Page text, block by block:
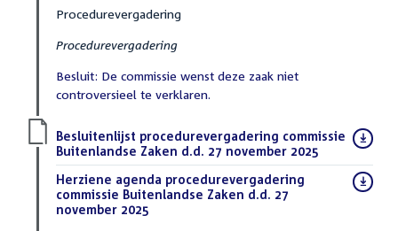
Procedurevergadering
Procedurevergadering
Besluit: De commissie wenst deze zaak niet
controversieel te verklaren.
Download
bestand:
Besluitenlijst procedurevergadering commissie
Buitenlandse Zaken d.d. 27 november 2025
Download
bestand:
Herziene agenda procedurevergadering
commissie Buitenlandse Zaken d.d. 27
november 2025